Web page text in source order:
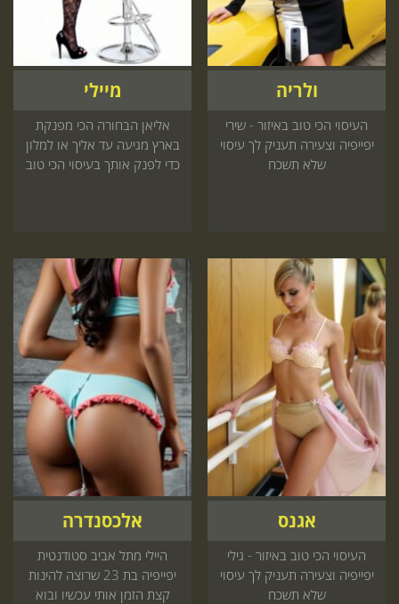
ולריה
העיסוי הכי טוב באיזור - שירי
יפייפיה וצעירה תעניק לך עיסוי
שלא תשכח
מיילי
אליאן הבחורה הכי מפנקת
בארץ מגיעה עד אליך או למלון
כדי לפנק אותך בעיסוי הכי טוב
אגנס
העיסוי הכי טוב באיזור - גילי
יפייפיה וצעירה תעניק לך עיסוי
שלא תשכח
אלכסנדרה
היילי מתל אביב סטודנטית
יפייפיה בת 23 שרוצה להינות
קצת הזמן אותי עכשיו ובוא